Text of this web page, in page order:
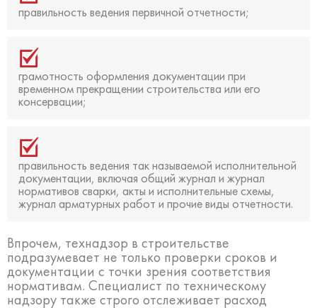
правильность ведения первичной отчетности;
грамотность оформления документации при
временном прекращении строительства или его
консервации;
правильность ведения так называемой исполнительной
документации, включая общий журнал и журнал
нормативов сварки, акты и исполнительные схемы,
журнал арматурных работ и прочие виды отчетности.
Впрочем, технадзор в строительстве
подразумевает не только проверки сроков и
документации с точки зрения соответствия
нормативам. Специалист по техническому
надзору также строго отслеживает расход